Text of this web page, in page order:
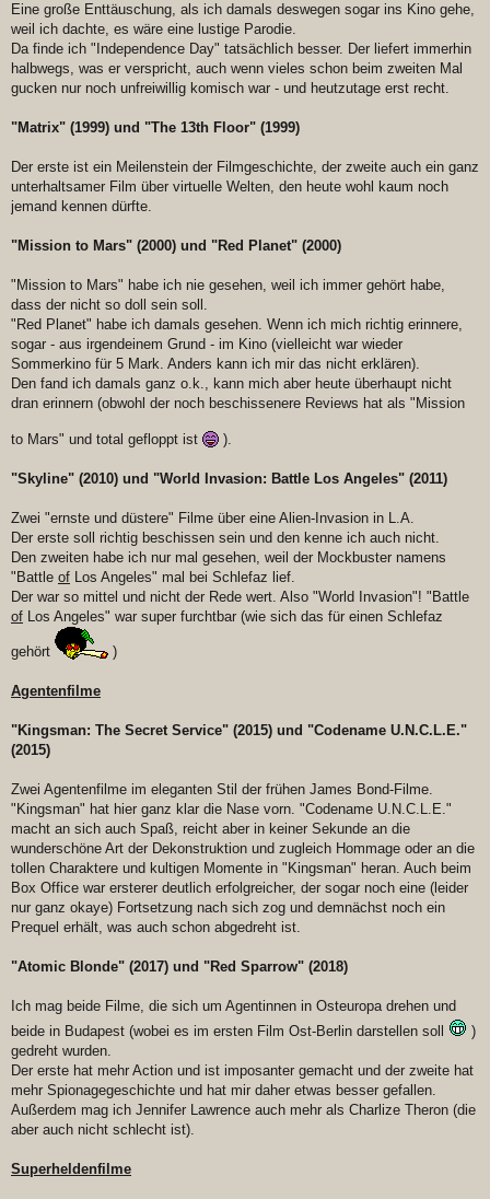
Eine große Enttäuschung, als ich damals deswegen sogar ins Kino gehe,
weil ich dachte, es wäre eine lustige Parodie.
Da finde ich "Independence Day" tatsächlich besser. Der liefert immerhin
halbwegs, was er verspricht, auch wenn vieles schon beim zweiten Mal
gucken nur noch unfreiwillig komisch war - und heutzutage erst recht.
"Matrix" (1999) und "The 13th Floor" (1999)
Der erste ist ein Meilenstein der Filmgeschichte, der zweite auch ein ganz
unterhaltsamer Film über virtuelle Welten, den heute wohl kaum noch
jemand kennen dürfte.
"Mission to Mars" (2000) und "Red Planet" (2000)
"Mission to Mars" habe ich nie gesehen, weil ich immer gehört habe,
dass der nicht so doll sein soll.
"Red Planet" habe ich damals gesehen. Wenn ich mich richtig erinnere,
sogar - aus irgendeinem Grund - im Kino (vielleicht war wieder
Sommerkino für 5 Mark. Anders kann ich mir das nicht erklären).
Den fand ich damals ganz o.k., kann mich aber heute überhaupt nicht
dran erinnern (obwohl der noch beschissenere Reviews hat als "Mission
to Mars" und total gefloppt ist ).
"Skyline" (2010) und "World Invasion: Battle Los Angeles" (2011)
Zwei "ernste und düstere" Filme über eine Alien-Invasion in L.A.
Der erste soll richtig beschissen sein und den kenne ich auch nicht.
Den zweiten habe ich nur mal gesehen, weil der Mockbuster namens
"Battle of Los Angeles" mal bei Schlefaz lief.
Der war so mittel und nicht der Rede wert. Also "World Invasion"! "Battle
of Los Angeles" war super furchtbar (wie sich das für einen Schlefaz
gehört )
Agentenfilme
"Kingsman: The Secret Service" (2015) und "Codename U.N.C.L.E."
(2015)
Zwei Agentenfilme im eleganten Stil der frühen James Bond-Filme.
"Kingsman" hat hier ganz klar die Nase vorn. "Codename U.N.C.L.E."
macht an sich auch Spaß, reicht aber in keiner Sekunde an die
wunderschöne Art der Dekonstruktion und zugleich Hommage oder an die
tollen Charaktere und kultigen Momente in "Kingsman" heran. Auch beim
Box Office war ersterer deutlich erfolgreicher, der sogar noch eine (leider
nur ganz okaye) Fortsetzung nach sich zog und demnächst noch ein
Prequel erhält, was auch schon abgedreht ist.
"Atomic Blonde" (2017) und "Red Sparrow" (2018)
Ich mag beide Filme, die sich um Agentinnen in Osteuropa drehen und
beide in Budapest (wobei es im ersten Film Ost-Berlin darstellen soll
)
gedreht wurden.
Der erste hat mehr Action und ist imposanter gemacht und der zweite hat
mehr Spionagegeschichte und hat mir daher etwas besser gefallen.
Außerdem mag ich Jennifer Lawrence auch mehr als Charlize Theron (die
aber auch nicht schlecht ist).
Superheldenfilme